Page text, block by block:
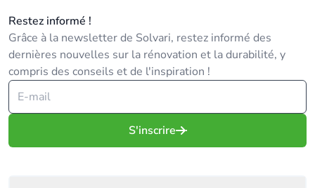
Restez informé !
Grâce à la newsletter de Solvari, restez informé des
dernières nouvelles sur la rénovation et la durabilité, y
compris des conseils et de l'inspiration !
S'inscrire